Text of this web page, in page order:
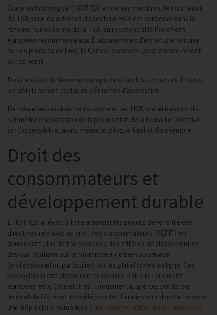
Grâce au lobbying de l’HOTREC et de ses membres, le taux réduit
de TVA pour les activités du secteur HCR est conservé dans la
réforme européenne de la TVA. En revanche si le Parlement
européen recommande aux Etats membres d’éviter une surtaxe
sur les produits de luxe, le Conseil européen peut encore revenir
sur ce point.
Dans le cadre de la norme européenne sur les centres de fitness,
les hôtels seront exclus du périmètre d’application.
De même les services de tourisme et les HCR ont été exclus du
périmètre d’application de la proposition de la nouvelle Directive
sur l’accessibilité, avant même le trilogue final du 8 novembre.
Droit des
consommateurs et
développement durable
L’HOTREC a réussi à faire amender les projets de refonte des
directives relatives au droit des consommateurs (REFIT) en
demandant plus de transparence des critères de classement et
des clarifications sur le fournisseur de bien ou service
(professionnel ou particulier) sur les plateformes en ligne. Ces
propositions ont obtenu un consensus entre le Parlement
européen et le Conseil. Il est fondamental que ces points sur
lesquels le GNI avait travaillé pour les faire inscrire dans la Loi pour
une République numérique (Lire ici notre article sur les avancées